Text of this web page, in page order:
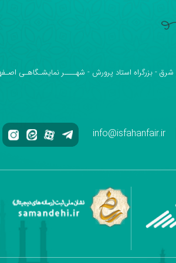
- بزرگراه استاد پرورش - شهــــر نمایشـگاهـی
info@isfahanfair.ir